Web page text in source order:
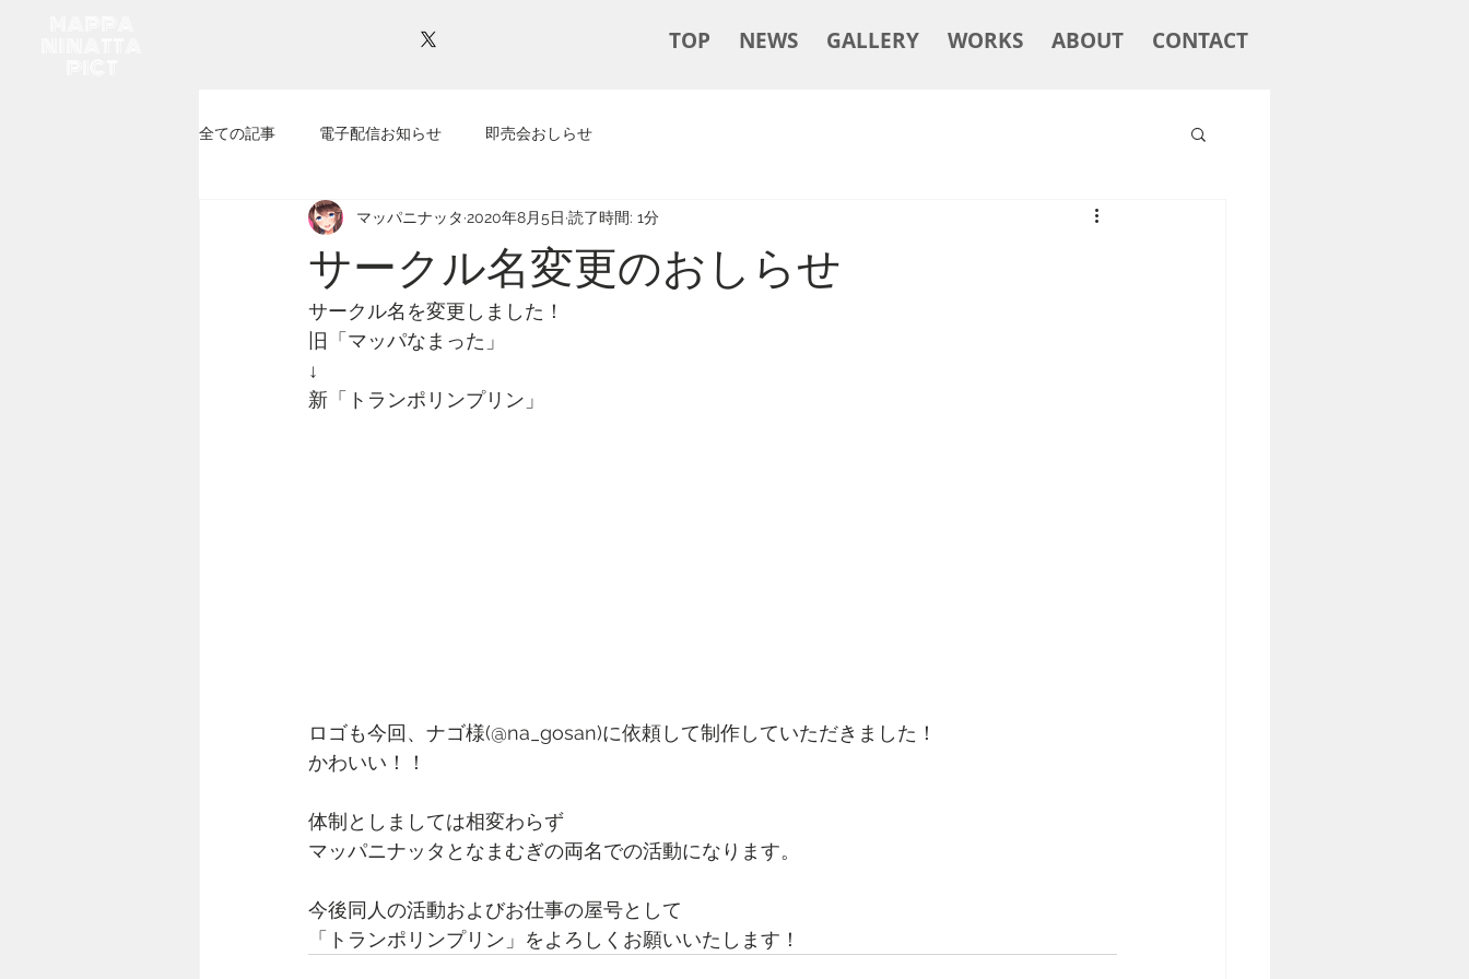
TOP NEWS GALLERY WORKS ABOUT CONTACT
全ての記事 電子配信お知らせ 即売会おしらせ
サークル名変更のおしらせ
マッパニナッタ 2020年8月5日 読了時間: 1分
サークル名を変更しました！
旧「マッパなまった」
↓
新「トランポリンプリン」
ロゴも今回、ナゴ様(@na_gosan)に依頼して制作していただきました！
かわいい！！
体制としましては相変わらず
マッパニナッタとなまむぎの両名での活動になります。
今後同人の活動およびお仕事の屋号として
「トランポリンプリン」をよろしくお願いいたします！